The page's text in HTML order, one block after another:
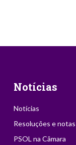
Notícias
Notícias
Resoluções e notas
PSOL na Câmara